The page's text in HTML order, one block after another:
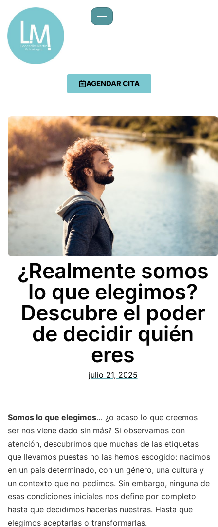
AGENDAR CITA
¿Realmente somos
lo que elegimos?
Descubre el poder
de decidir quién
eres
julio 21, 2025
Somos lo que elegimos… ¿o acaso lo que creemos
ser nos viene dado sin más? Si observamos con
atención, descubrimos que muchas de las etiquetas
que llevamos puestas no las hemos escogido: nacimos
en un país determinado, con un género, una cultura y
un contexto que no pedimos. Sin embargo, ninguna de
esas condiciones iniciales nos define por completo
hasta que decidimos hacerlas nuestras. Hasta que
elegimos aceptarlas o transformarlas.